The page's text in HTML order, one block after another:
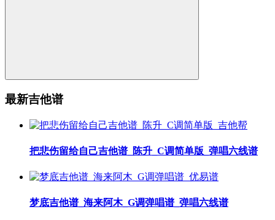
最新吉他谱
把悲伤留给自己吉他谱_陈升_C调简单版_弹唱六线谱
梦底吉他谱_海来阿木_G调弹唱谱_弹唱六线谱